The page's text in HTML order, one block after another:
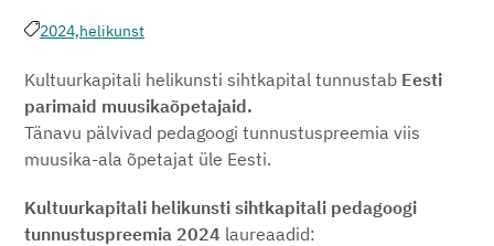
2024,helikunst
Kultuurkapitali helikunsti sihtkapital tunnustab Eesti
parimaid muusikaõpetajaid.
Tänavu pälvivad pedagoogi tunnustuspreemia viis
muusika-ala õpetajat üle Eesti.
Kultuurkapitali helikunsti sihtkapitali pedagoogi
tunnustuspreemia 2024 laureaadid: